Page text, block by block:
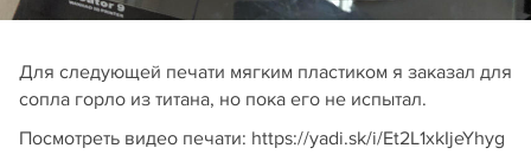
Для следующей печати мягким пластиком я заказал для
сопла горло из титана, но пока его не испытал.
Посмотреть видео печати: https://yadi.sk/i/Et2L1xkIjeYhyg